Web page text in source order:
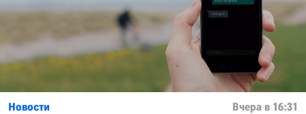
Новости Вчера в 16:31